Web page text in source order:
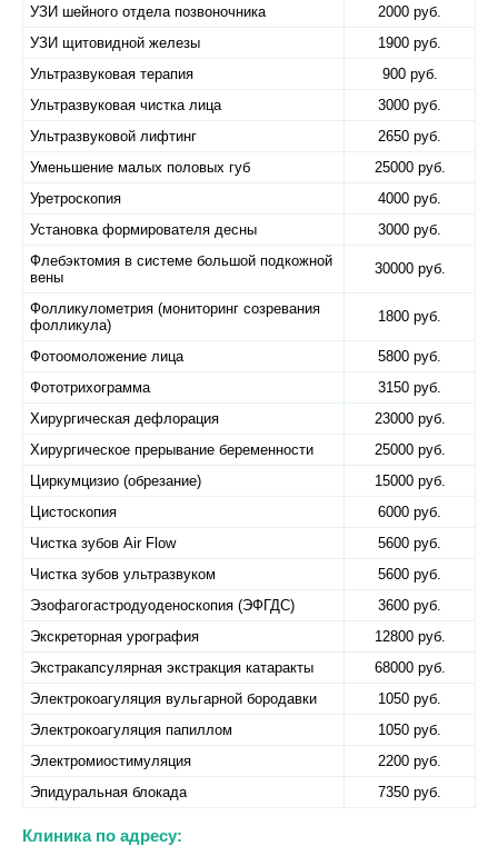
УЗИ шейного отдела позвоночника
2000 руб.
УЗИ щитовидной железы
1900 руб.
Ультразвуковая терапия
900 руб.
Ультразвуковая чистка лица
3000 руб.
Ультразвуковой лифтинг
2650 руб.
Уменьшение малых половых губ
25000 руб.
Уретроскопия
4000 руб.
Установка формирователя десны
3000 руб.
Флебэктомия в системе большой подкожной
вены
30000 руб.
Фолликулометрия (мониторинг созревания
фолликула)
1800 руб.
Фотоомоложение лица
5800 руб.
Фототрихограмма
3150 руб.
Хирургическая дефлорация
23000 руб.
Хирургическое прерывание беременности
25000 руб.
Циркумцизио (обрезание)
15000 руб.
Цистоскопия
6000 руб.
Чистка зубов Air Flow
5600 руб.
Чистка зубов ультразвуком
5600 руб.
Эзофагогастродуоденоскопия (ЭФГДС)
3600 руб.
Экскреторная урография
12800 руб.
Экстракапсулярная экстракция катаракты
68000 руб.
Электрокоагуляция вульгарной бородавки
1050 руб.
Электрокоагуляция папиллом
1050 руб.
Электромиостимуляция
2200 руб.
Эпидуральная блокада
7350 руб.
Клиника по адресу: